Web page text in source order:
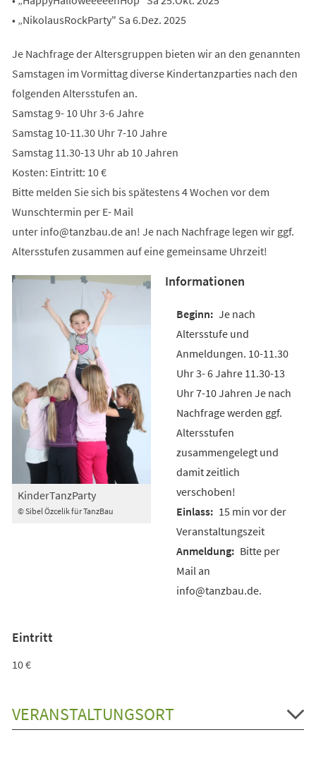
• „NikolausRockParty" Sa 6.Dez. 2025
Je Nachfrage der Altersgruppen bieten wir an den genannten
Samstagen im Vormittag diverse Kindertanzparties nach den
folgenden Altersstufen an.
Samstag 9- 10 Uhr 3-6 Jahre
Samstag 10-11.30 Uhr 7-10 Jahre
Samstag 11.30-13 Uhr ab 10 Jahren
Kosten: Eintritt: 10 €
Bitte melden Sie sich bis spätestens 4 Wochen vor dem
Wunschtermin per E- Mail
unter info tanzbau dean! Je nach Nachfrage legen wir ggf.
Altersstufen zusammen auf eine gemeinsame Uhrzeit!
© Sibel Özcelik für TanzBau
KinderTanzParty
Informationen
Je nach
Altersstufe und
Anmeldungen. 10-11.30
Uhr 3- 6 Jahre 11.30-13
Uhr 7-10 Jahren Je nach
Nachfrage werden ggf.
Altersstufen
zusammengelegt und
damit zeitlich
verschoben!
15 min vor der
Veranstaltungszeit
Bitte per
Mail an
info@tanzbau.de.
Eintritt
10 €
VERANSTALTUNGSORT